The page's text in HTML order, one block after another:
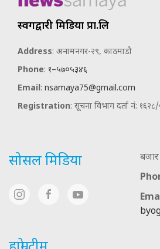
स्वर्गद्वारी मिडिया प्रा.लि
Address: अनामनगर-२९, काठमाडौ
Phone: १–५७०५३४६
Email: nsamaya75@gmail.com
Registration: सूचना विभाग दर्ता नं:
सोसल मिडिया
बजार